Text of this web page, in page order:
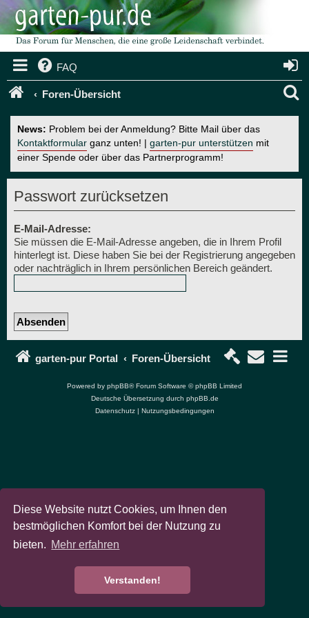
Diese Website nutzt Cookies, um Ihnen den
bestmöglichen Komfort bei der Nutzung zu
bieten. Mehr erfahren
Verstanden!
FAQ
Foren-Übersicht
News: Problem bei der Anmeldung? Bitte Mail über das
Kontaktformular ganz unten! | garten-pur unterstützen mit
einer Spende oder über das Partnerprogramm!
Passwort zurücksetzen
E-Mail-Adresse:
Sie müssen die E-Mail-Adresse angeben, die in Ihrem Profil
hinterlegt ist. Diese haben Sie bei der Registrierung angegeben
oder nachträglich in Ihrem persönlichen Bereich geändert.
garten-pur Portal Foren-Übersicht
Powered by phpBB® Forum Software © phpBB Limited
Deutsche Übersetzung durch phpBB.de
Datenschutz| Nutzungsbedingungen